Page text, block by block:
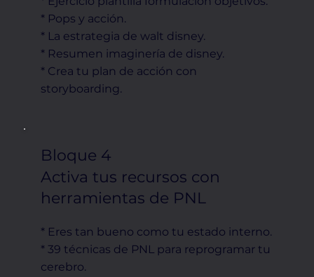
* Pops y acción.
* La estrategia de walt disney.
* Resumen imaginería de disney.
* Crea tu plan de acción con
storyboarding.
Bloque 4
Activa tus recursos con
herramientas de PNL
* Eres tan bueno como tu estado interno.
* 39 técnicas de PNL para reprogramar tu
cerebro.